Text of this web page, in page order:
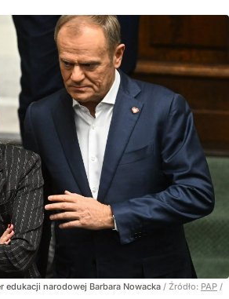
edukacji narodowej Barbara Nowacka / Źródło: PAP /